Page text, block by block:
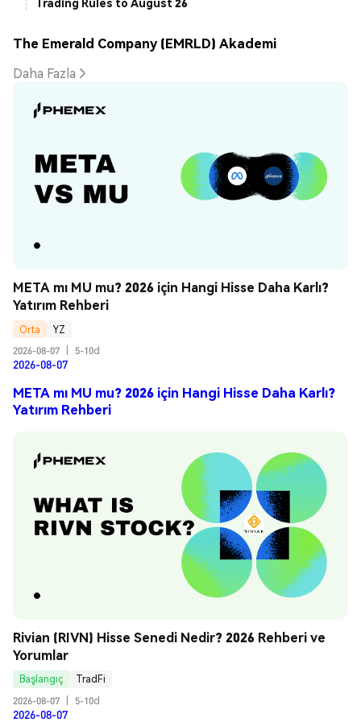
The Emerald Company (EMRLD) Akademi
Daha Fazla
META mı MU mu? 2026 için Hangi Hisse Daha Karlı?
Yatırım Rehberi
Orta
YZ
2026-08-07
5-10d
2026-08-07
META mı MU mu? 2026 için Hangi Hisse Daha Karlı?
Yatırım Rehberi
Rivian (RIVN) Hisse Senedi Nedir? 2026 Rehberi ve
Yorumlar
Başlangıç
TradFi
2026-08-07
5-10d
2026-08-07